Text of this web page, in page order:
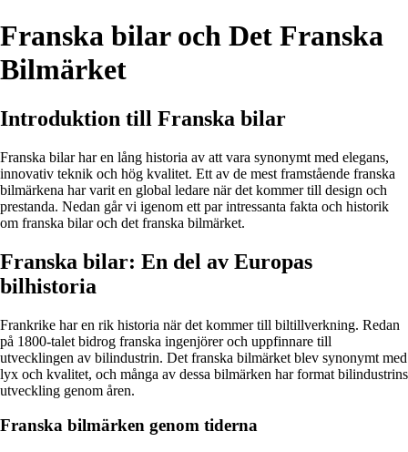
Franska bilar och Det Franska
Bilmärket
Introduktion till Franska bilar
Franska bilar har en lång historia av att vara synonymt med elegans,
innovativ teknik och hög kvalitet. Ett av de mest framstående franska
bilmärkena har varit en global ledare när det kommer till design och
prestanda. Nedan går vi igenom ett par intressanta fakta och historik
om franska bilar och det franska bilmärket.
Franska bilar: En del av Europas
bilhistoria
Frankrike har en rik historia när det kommer till biltillverkning. Redan
på 1800-talet bidrog franska ingenjörer och uppfinnare till
utvecklingen av bilindustrin. Det franska bilmärket blev synonymt med
lyx och kvalitet, och många av dessa bilmärken har format bilindustrins
utveckling genom åren.
Franska bilmärken genom tiderna